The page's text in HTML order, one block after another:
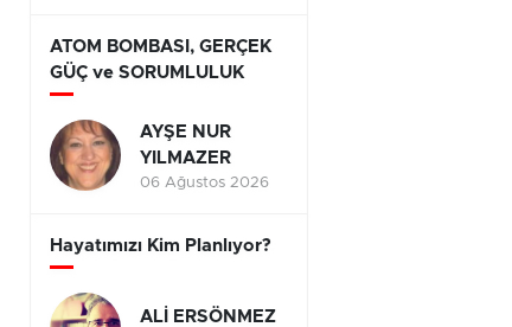
ATOM BOMBASI, GERÇEK
GÜÇ ve SORUMLULUK
AYŞE NUR
YILMAZER
06 Ağustos 2026
Hayatımızı Kim Planlıyor?
ALİ ERSÖNMEZ